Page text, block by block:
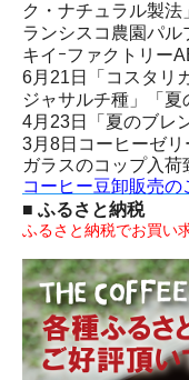
ク・ナチュラル製
ランシスコ農園パル
キイｰファクトリー
6月21日「コスタリ
ジャサルチ種」「
4月23日「夏のブ
3月8日コーヒーゼ
ガラスのコップ入荷
コーヒー豆卸販売の
■ ふるさと納税
ふるさと納税でお買い